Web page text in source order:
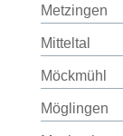
Metzingen
Mitteltal
Möckmühl
Möglingen